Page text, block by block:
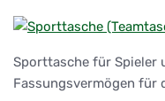
Sporttasche für Spieler
Fassungsvermögen für